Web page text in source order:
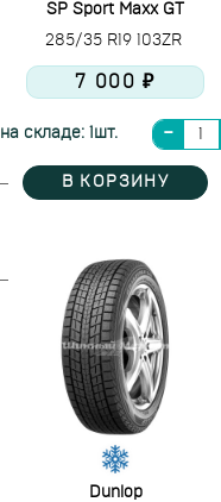
SP Sport Maxx GT
285/35 R19 103ZR
7 000 ₽
на складе: 1шт.
В КОРЗИНУ
Dunlop